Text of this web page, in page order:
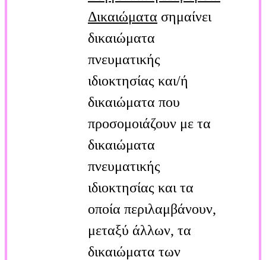
Δικαιώματα σημαίνει
δικαιώματα
πνευματικής
ιδιοκτησίας και/ή
δικαιώματα που
προσομοιάζουν με τα
δικαιώματα
πνευματικής
ιδιοκτησίας και τα
οποία περιλαμβάνουν,
μεταξύ άλλων, τα
δικαιώματα των